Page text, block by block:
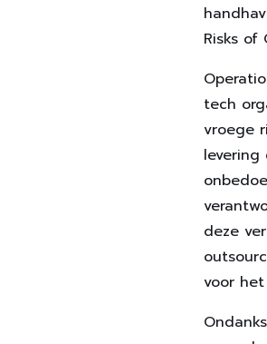
Risks of
tech
vroege
deze
voor